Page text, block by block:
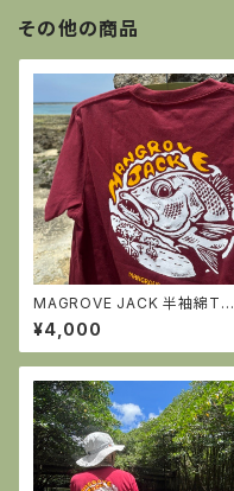
その他の商品
MAGROVE JACK 半袖綿Tシ
ャツ・バーガンディー
¥4,000